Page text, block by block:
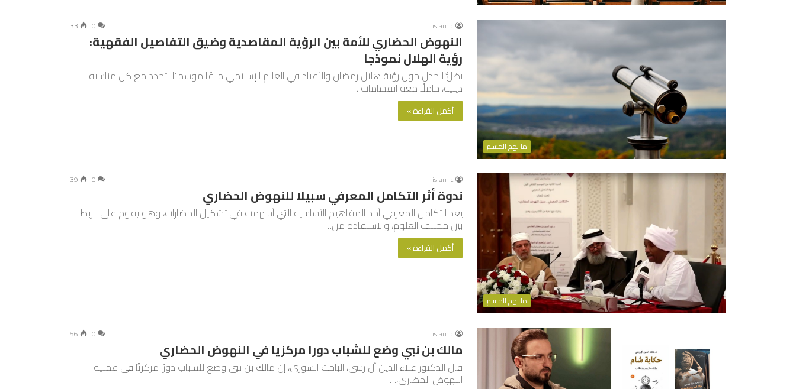
ما يهم المسلم
islamic
0
33
النهوض الحضاري للأمة بين الرؤية المقاصدية وضيق التفاصيل الفقهية:
رؤية الهلال نموذجا
يظلُّ الجدل حول رؤية هلال رمضان والأعياد في العالم الإسلامي ملفًا موسميًا يتجدد مع كل مناسبة
دينية، حاملًا معه انقسامات…
أكمل القراءة »
ما يهم المسلم
islamic
0
39
ندوة أثر التكامل المعرفي سبيلا للنهوض الحضاري
يعد التكامل المعرفي أحد المفاهيم الأساسية التي أسهمت في تشكيل الحضارات، وهو يقوم على الربط
بين مختلف العلوم، والاستفادة من…
أكمل القراءة »
islamic
0
56
مالك بن نبي وضع للشباب دورا مركزيا في النهوض الحضاري
قال الدكتور علاء الدين آل رشي، الباحث السوري، إن مالك بن نبي وضع للشباب دورًا مركزيًّا في عملية
النهوض الحضاري،…